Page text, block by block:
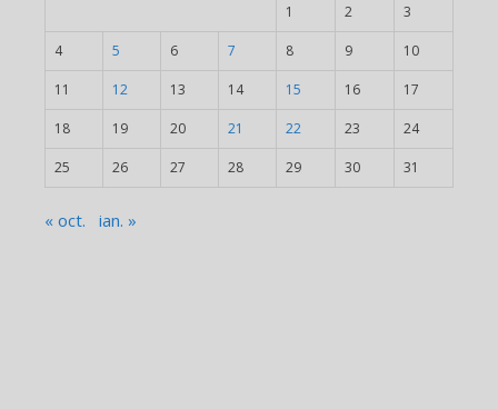
1 2 3
4 5 6 7 8 9 10
11 12 13 14 15 16 17
18 19 20 21 22 23 24
25 26 27 28 29 30 31
« oct. ian. »